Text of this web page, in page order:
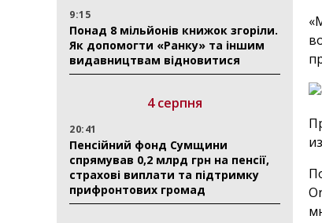
9:15
Понад 8 мільйонів книжок згоріли.
Як допомогти «Ранку» та іншим
видавництвам відновитися
4 серпня
20:41
Пенсійний фонд Сумщини
спрямував 0,2 млрд грн на пенсії,
страхові виплати та підтримку
прифронтових громад